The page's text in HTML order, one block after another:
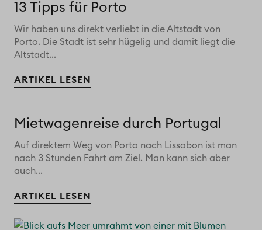
13 Tipps für Porto
Wir haben uns direkt verliebt in die Altstadt von
Porto. Die Stadt ist sehr hügelig und damit liegt die
Altstadt...
ARTIKEL LESEN
Mietwagenreise durch Portugal
Auf direktem Weg von Porto nach Lissabon ist man
nach 3 Stunden Fahrt am Ziel. Man kann sich aber
auch...
ARTIKEL LESEN